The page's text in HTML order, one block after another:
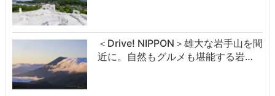
＜Drive! NIPPON＞雄大な岩手山を間
近に。自然もグルメも堪能する岩…